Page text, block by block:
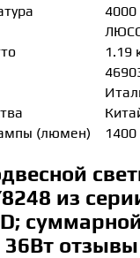
4000
1.19
(люмен)
1400
из
отзывы